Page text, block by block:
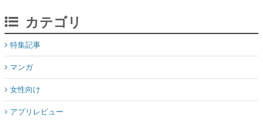
カテゴリ
特集記事
マンガ
女性向け
アプリレビュー